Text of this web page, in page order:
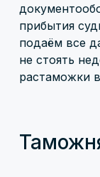
прибытия
подаём все
не стоять
растаможки